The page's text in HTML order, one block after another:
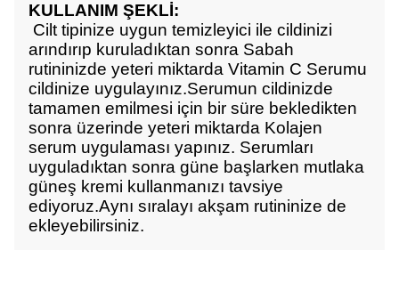
KULLANIM ŞEKLİ:
Cilt tipinize uygun temizleyici ile cildinizi
arındırıp kuruladıktan sonra Sabah
rutininizde yeteri miktarda Vitamin C Serumu
cildinize uygulayınız.Serumun cildinizde
tamamen emilmesi için bir süre bekledikten
sonra üzerinde yeteri miktarda Kolajen
serum uygulaması yapınız. Serumları
uyguladıktan sonra güne başlarken mutlaka
güneş kremi kullanmanızı tavsiye
ediyoruz.Aynı sıralayı akşam rutininize de
ekleyebilirsiniz.